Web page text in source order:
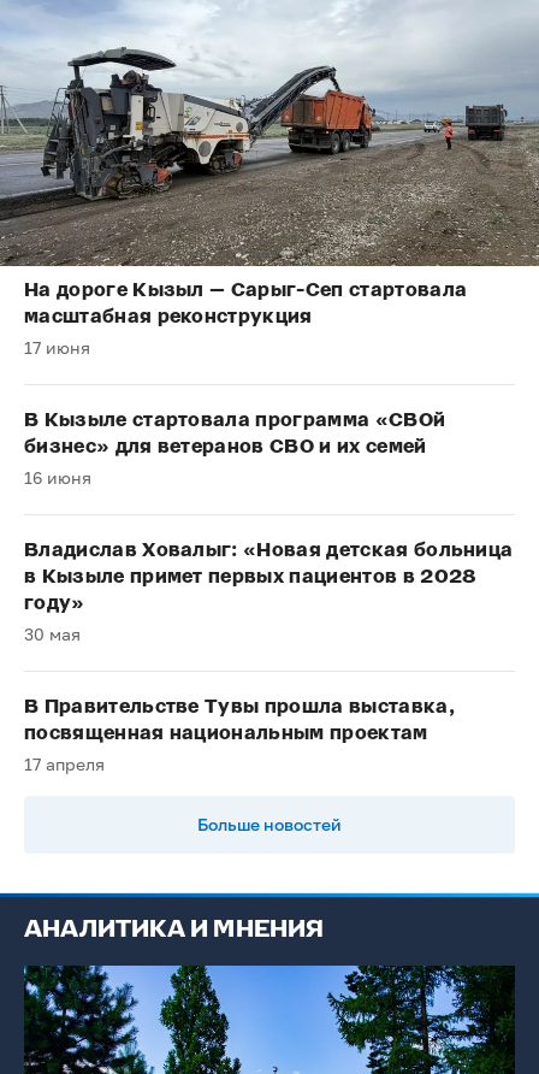
На дороге Кызыл — Сарыг-Сеп стартовала
масштабная реконструкция
17 июня
В Кызыле стартовала программа «СВОй
бизнес» для ветеранов СВО и их семей
16 июня
Владислав Ховалыг: «Новая детская больница
в Кызыле примет первых пациентов в 2028
году»
30 мая
В Правительстве Тувы прошла выставка,
посвященная национальным проектам
17 апреля
Больше новостей
АНАЛИТИКА И МНЕНИЯ